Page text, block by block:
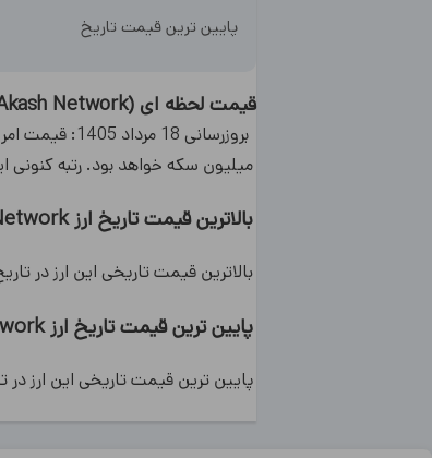
پایین ترین قیمت تاریخ
قیمت لحظه ای(
Network
میلیون سکه خواهد بود. رتبه کنونی این ارز در کوینگرام رتبه 193 با
بالاترین قیمت تاریخ ارز Akash Network چقدر بوده است؟
بالاترین قیمت تاریخی این ارز در تاریخ 17 فروردین 1400 با قیمت 8.07 دلار بوده
پایین ترین قیمت تاریخ ارز Akash Network چقدر بوده است؟
پایین ترین قیمت تاریخی این ارز در تاریخ 30 آبان 1401 با قیمت 0.165